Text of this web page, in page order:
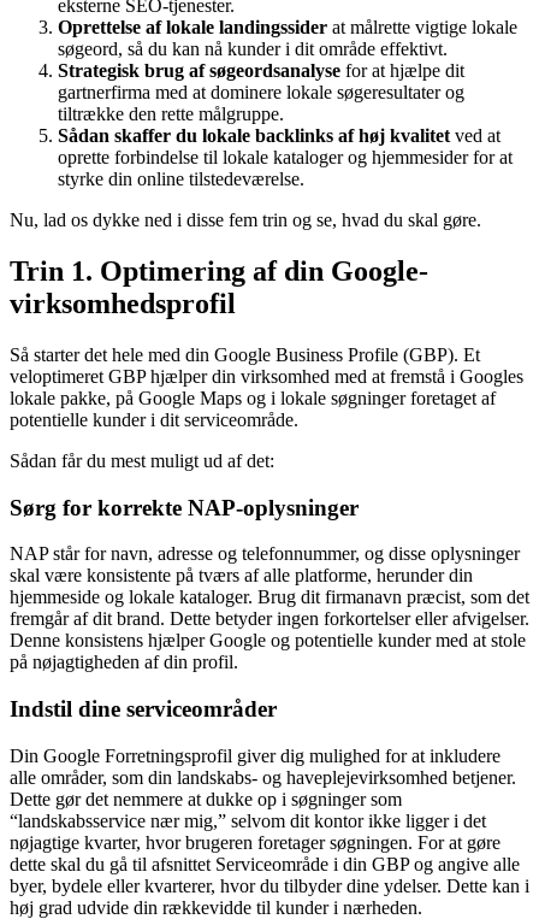
eksterne SEO-tjenester.
Oprettelse af lokale landingssider at målrette vigtige lokale
søgeord, så du kan nå kunder i dit område effektivt.
Strategisk brug af søgeordsanalyse for at hjælpe dit
gartnerfirma med at dominere lokale søgeresultater og
tiltrække den rette målgruppe.
Sådan skaffer du lokale backlinks af høj kvalitet ved at
oprette forbindelse til lokale kataloger og hjemmesider for at
styrke din online tilstedeværelse.
Nu, lad os dykke ned i disse fem trin og se, hvad du skal gøre.
Trin 1. Optimering af din Google-
virksomhedsprofil
Så starter det hele med din Google Business Profile (GBP). Et
veloptimeret GBP hjælper din virksomhed med at fremstå i Googles
lokale pakke, på Google Maps og i lokale søgninger foretaget af
potentielle kunder i dit serviceområde.
Sådan får du mest muligt ud af det:
Sørg for korrekte NAP-oplysninger
NAP står for navn, adresse og telefonnummer, og disse oplysninger
skal være konsistente på tværs af alle platforme, herunder din
hjemmeside og lokale kataloger. Brug dit firmanavn præcist, som det
fremgår af dit brand. Dette betyder ingen forkortelser eller afvigelser.
Denne konsistens hjælper Google og potentielle kunder med at stole
på nøjagtigheden af din profil.
Indstil dine serviceområder
Din Google Forretningsprofil giver dig mulighed for at inkludere
alle områder, som din landskabs- og haveplejevirksomhed betjener.
Dette gør det nemmere at dukke op i søgninger som
“landskabsservice nær mig,” selvom dit kontor ikke ligger i det
nøjagtige kvarter, hvor brugeren foretager søgningen. For at gøre
dette skal du gå til afsnittet Serviceområde i din GBP og angive alle
byer, bydele eller kvarterer, hvor du tilbyder dine ydelser. Dette kan i
høj grad udvide din rækkevidde til kunder i nærheden.